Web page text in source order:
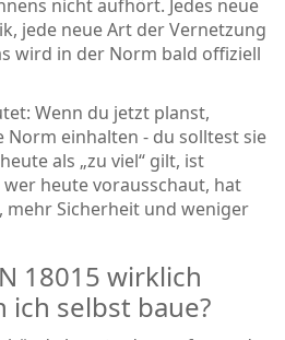
nicht aufhört. Jedes neue
jede neue Art der Vernetzung
wird in der Norm bald offiziell
Wenn du jetzt planst,
einhalten - du solltest sie
als „zu viel“ gilt, ist
heute vorausschaut, hat
Sicherheit und weniger
18015 wirklich
ich selbst baue?